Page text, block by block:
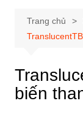
Trang chủ
biến